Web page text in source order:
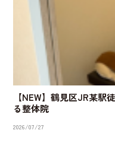
【NEW】鶴見区JR某
る整体院
2026/07/27